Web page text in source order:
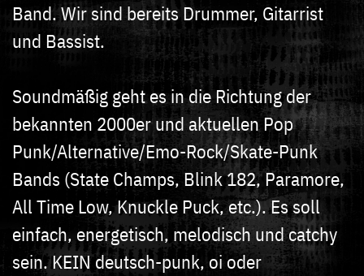
Band. Wir sind bereits Drummer, Gitarrist
und Bassist.
Soundmäßig geht es in die Richtung der
bekannten 2000er und aktuellen Pop
Punk/Alternative/Emo-Rock/Skate-Punk
Bands (State Champs, Blink 182, Paramore,
All Time Low, Knuckle Puck, etc.). Es soll
einfach, energetisch, melodisch und catchy
sein. KEIN deutsch-punk, oi oder